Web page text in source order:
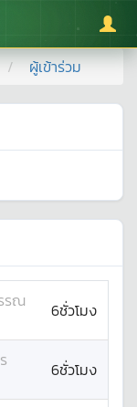
ผู้เข้าร่วม
รณ
6ชั่วโมง
6ชั่วโมง